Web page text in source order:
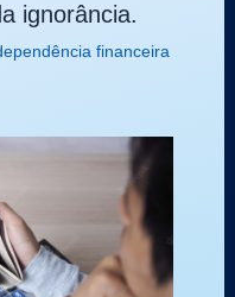
ignorância.
financeira